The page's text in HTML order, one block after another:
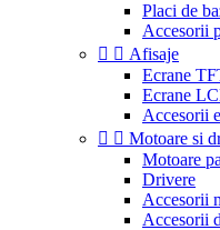
Placi de
Accesorii
  Afisaje
Ecrane
Ecrane
Accesorii
  Motoare si
Motoare
Drivere
Accesorii
Accesorii